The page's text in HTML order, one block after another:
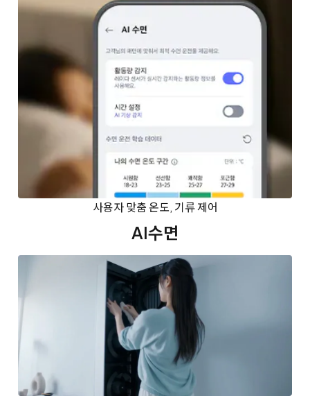
사용자 맞춤 온도, 기류 제어
AI수면